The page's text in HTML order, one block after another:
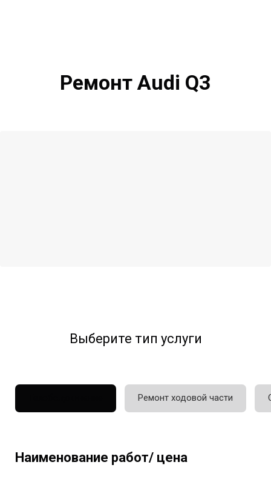
Ремонт Audi Q3
Выберите тип услуги
Ремонт ходовой части
Наименование работ/ цена